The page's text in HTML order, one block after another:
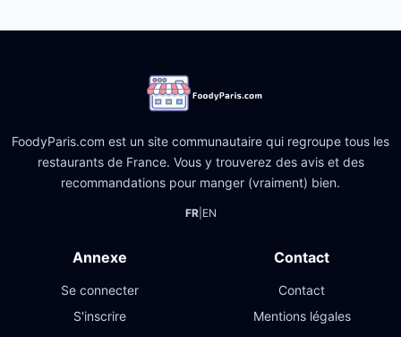
FoodyParis.com est un site communautaire qui regroupe tous les
restaurants de France. Vous y trouverez des avis et des
recommandations pour manger (vraiment) bien.
FR| EN
Annexe
Se connecter
S'inscrire
Contact
Contact
Mentions légales